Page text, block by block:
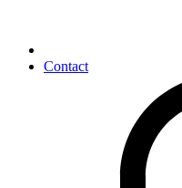
Contact